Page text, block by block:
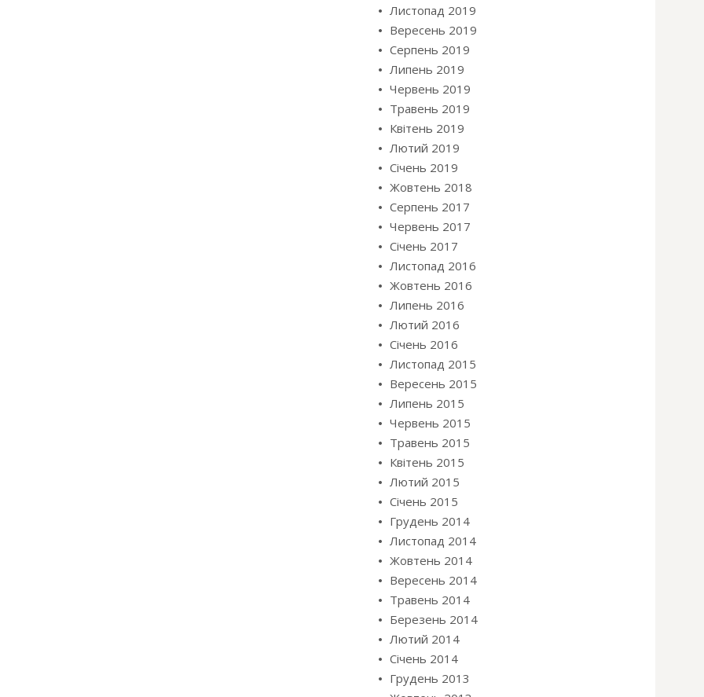
Листопад 2019
Вересень 2019
Серпень 2019
Липень 2019
Червень 2019
Травень 2019
Квітень 2019
Лютий 2019
Січень 2019
Жовтень 2018
Серпень 2017
Червень 2017
Січень 2017
Листопад 2016
Жовтень 2016
Липень 2016
Лютий 2016
Січень 2016
Листопад 2015
Вересень 2015
Липень 2015
Червень 2015
Травень 2015
Квітень 2015
Лютий 2015
Січень 2015
Грудень 2014
Листопад 2014
Жовтень 2014
Вересень 2014
Травень 2014
Березень 2014
Лютий 2014
Січень 2014
Грудень 2013